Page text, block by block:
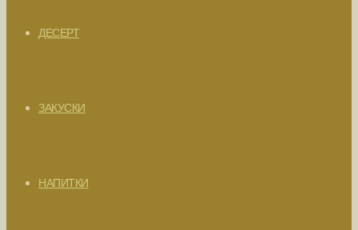
ДЕСЕРТ
ЗАКУСКИ
НАПИТКИ